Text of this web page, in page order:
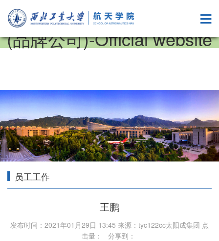
中国·tyc122cc太阳成集团
(品牌公司)-Official website
员工工作
王鹏
发布时间：2021年01月29日 13:45 来源：tyc122cc太阳成集团 点
击量：
分享到：